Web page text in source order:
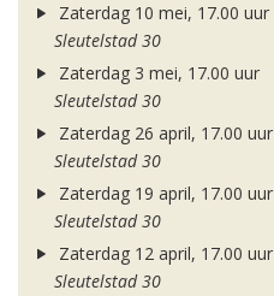
Zaterdag 10 mei, 17.00 uur
Sleutelstad 30
Zaterdag 3 mei, 17.00 uur
Sleutelstad 30
Zaterdag 26 april, 17.00 uur
Sleutelstad 30
Zaterdag 19 april, 17.00 uur
Sleutelstad 30
Zaterdag 12 april, 17.00 uur
Sleutelstad 30